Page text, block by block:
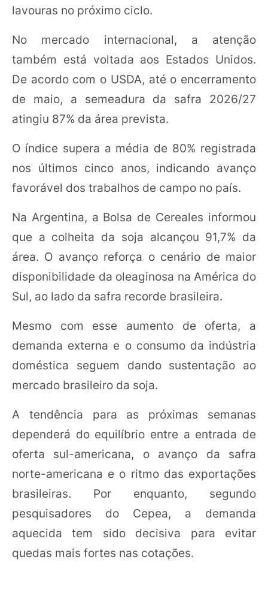
lavouras no próximo ciclo.
No mercado internacional, a atenção
também está voltada aos Estados Unidos.
De acordo com o USDA, até o encerramento
de maio, a semeadura da safra 2026/27
atingiu 87% da área prevista.
O índice supera a média de 80% registrada
nos últimos cinco anos, indicando avanço
favorável dos trabalhos de campo no país.
Na Argentina, a Bolsa de Cereales informou
que a colheita da soja alcançou 91,7% da
área. O avanço reforça o cenário de maior
disponibilidade da oleaginosa na América do
Sul, ao lado da safra recorde brasileira.
Mesmo com esse aumento de oferta, a
demanda externa e o consumo da indústria
doméstica seguem dando sustentação ao
mercado brasileiro da soja.
A tendência para as próximas semanas
dependerá do equilíbrio entre a entrada de
oferta sul-americana, o avanço da safra
norte-americana e o ritmo das exportações
brasileiras. Por enquanto, segundo
pesquisadores do Cepea, a demanda
aquecida tem sido decisiva para evitar
quedas mais fortes nas cotações.